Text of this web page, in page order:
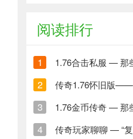
阅读排行
1
2
3
4